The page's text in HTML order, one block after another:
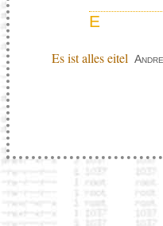
E
Es ist alles eitel